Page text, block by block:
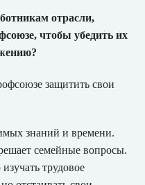
отрасли,
чтобы убедить их
защитить свои
знаний и времени.
семейные вопросы.
трудовое